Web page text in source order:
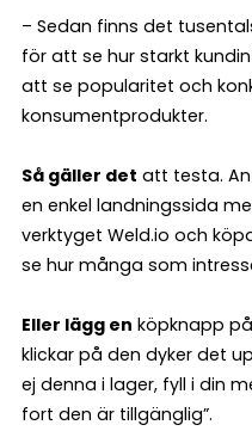
– Sedan finns det
för att se hur starkt
att se popularitet och
konsumentprodukter.
Så gäller det att testa.
en enkel landningssida
verktyget Weld.io och
se hur många som
Eller lägg en köpknapp
klickar på den dyker det
ej denna i lager, fyll i din
fort den är tillgänglig”.